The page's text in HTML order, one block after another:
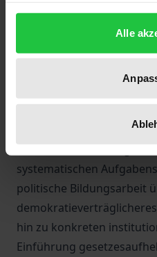
gesammelt haben.
Alle
Wünschen und Handeln
Politiker – und sie
und Pathologien unserer
Politikerverachtung,
Dieses Buch bietet nicht
systematischen
politische Bildungsarbeit
hin zu konkreten
Einführung